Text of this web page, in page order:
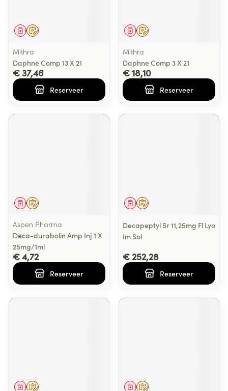
Op voorschrift
Geneesmiddel
Mithra
Daphne Comp 13 X 21
€ 37,46
Reserveer
Op voorschrift
Geneesmiddel
Mithra
Daphne Comp 3 X 21
€ 18,10
Reserveer
Op voorschrift
Geneesmiddel
Aspen Pharma
Deca-durabolin Amp Inj 1 X
25mg/1ml
€ 4,72
Reserveer
Op voorschrift
Geneesmiddel
Decapeptyl Sr 11,25mg Fl Lyo
Im Sol
€ 252,28
Reserveer
Op voorschrift
Geneesmiddel Op voorschrift
Geneesmiddel